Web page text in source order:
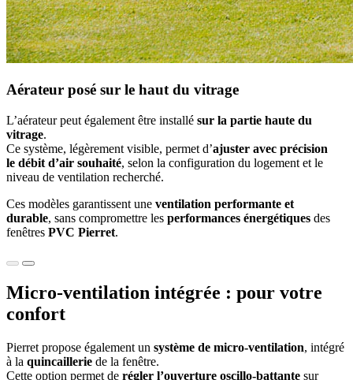
Aérateur posé sur le haut du vitrage
L’aérateur peut également être installé sur la partie haute du
vitrage.
Ce système, légèrement visible, permet d’ajuster avec précision
le débit d’air souhaité, selon la configuration du logement et le
niveau de ventilation recherché.
Ces modèles garantissent une ventilation performante et
durable, sans compromettre les performances énergétiques des
fenêtres PVC Pierret.
Micro-ventilation intégrée : pour votre
confort
Pierret propose également un système de micro-ventilation, intégré
à la quincaillerie de la fenêtre.
Cette option permet de régler l’ouverture oscillo-battante sur